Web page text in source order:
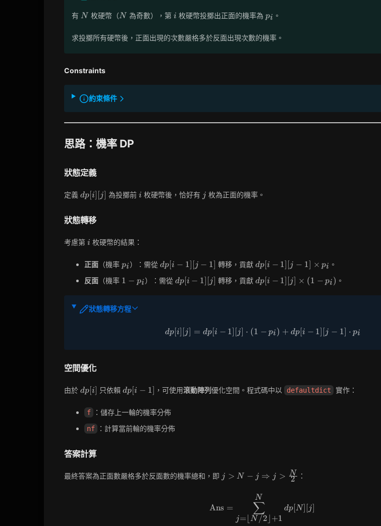
有 N
N 枚硬幣（ N
N 為奇數），第 i
i 枚硬幣投擲出正面的機率為 p_i
pi 。
求投擲所有硬幣後，正面出現的次數嚴格多於反面出現次數的機率。
Constraints
約束條件
思路：機率 DP
狀態定義
定義 dp[i]
dp i j 為投擲前 i
i 枚硬幣後，恰好有 jj 枚為正面的機率。
狀態轉移
考慮第 i
i 枚硬幣的結果：
正面 （機率 p_i
pi）：需從 dp[i-
1][j-
1]
dp i − 1 j − 1 轉移，貢獻 dp[i-1]
[j-1]
\times
dp[ i − 1 j − 1 × pi 。
反面 （機率 1-
1 − pi）：需從 dp[i-
1][j]
dp[ i − 1 j 轉移，貢獻 dp[i-1]
dp[ i − 1 j × (1 − pi) 。
狀態轉移方程
dp[i][j] = dp[i-1][j] \cdot (1 -
dp[i] [j] = dp[i − 1] [j] ⋅ (1 − pi) + dp[i − 1] [j − 1] ⋅ pi
空間優化
由於 dp[i]
dp[i] 只依賴 dp[i-
1]
dp[i − 1] ，可使用滾動陣列 優化空間。程式碼中以 defaultdict 實作：
f ：儲存上一輪的機率分佈
nf ：計算當前輪的機率分佈
答案計算
最終答案為正面數嚴格多於反面數的機率總和，即 j > N - j
j > \frac{N}
{2}
j > N − j ⇒ j > 2
N ：
\text{Ans} = \sum_{j =
Ans =
j= N /2 +1
∑
N
dp[ N j